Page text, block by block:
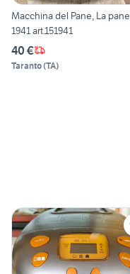
Macchina del Pane, La panetteria
1941 art.151941
40 €
Taranto(TA)